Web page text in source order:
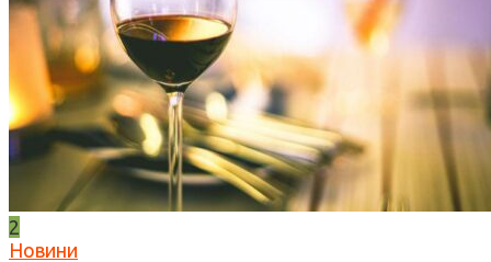
2
Новини